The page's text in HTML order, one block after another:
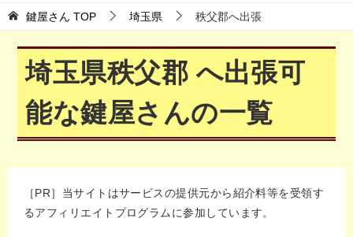
鍵屋さん TOP 埼玉県 秩父郡へ出張
埼玉県秩父郡 へ出張可
能な鍵屋さんの一覧
［PR］当サイトはサービスの提供元から紹介料等を受領す
るアフィリエイトプログラムに参加しています。